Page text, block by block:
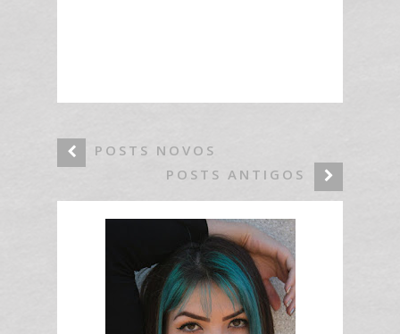
POSTS NOVOS
POSTS ANTIGOS